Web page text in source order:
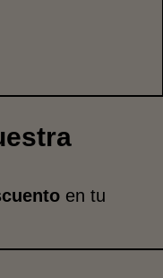
en tu